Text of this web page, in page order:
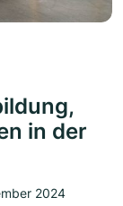
in der
2024